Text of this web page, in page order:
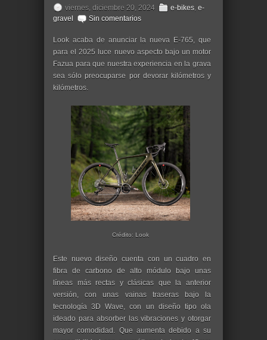
viernes, diciembre 20, 2024 e-bikes, e-
gravel
Sin comentarios
Look acaba de anunciar la nueva E-765, que
para el 2025 luce nuevo aspecto bajo un motor
Fazua para que nuestra experiencia en la grava
sea sólo preocuparse por devorar kilómetros y
kilómetros.
Crédito: Look
Este nuevo diseño cuenta con un cuadro en
fibra de carbono de alto módulo bajo unas
líneas más rectas y clásicas que la anterior
versión, con unas vainas traseras bajo la
tecnología 3D Wave, con un diseño tipo ola
ideado para absorber las vibraciones y otorgar
mayor comodidad. Que aumenta debido a su